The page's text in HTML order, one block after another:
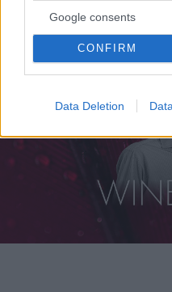
Google consents
CONFIRM
Data Deletion